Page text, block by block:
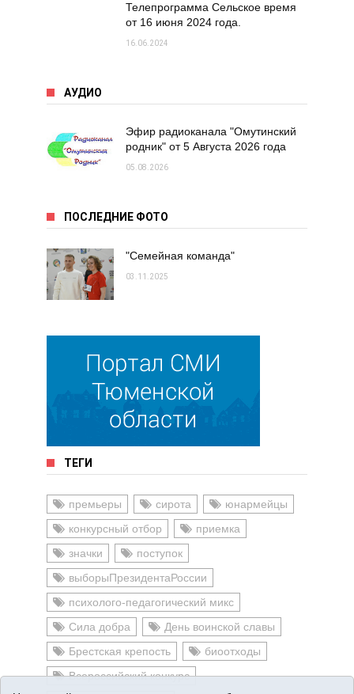
Телепрограмма Сельское время
от 16 июня 2024 года.
16.06.2024
АУДИО
Эфир радиоканала "Омутинский
родник" от 5 Августа 2026 года
05.08.2026
ПОСЛЕДНИЕ ФОТО
"Семейная команда"
03.11.2025
ТЕГИ
премьеры сирота
юнармейцы
конкурсный отбор
приемка
значки
поступок
выборыПрезидентаРоссии
психолого-педагогический микс
Сила добра
День воинской славы
Брестская крепость
биоотходы
Всероссийский конкурс